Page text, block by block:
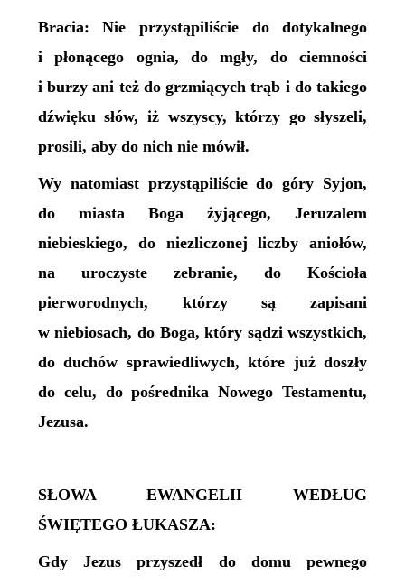
Bracia: Nie przystąpiliście do dotykalnego
i płonącego ognia, do mgły, do ciemności
i burzy ani też do grzmiących trąb i do takiego
dźwięku słów, iż wszyscy, którzy go słyszeli,
prosili, aby do nich nie mówił.
Wy natomiast przystąpiliście do góry Syjon,
do miasta Boga żyjącego, Jeruzalem
niebieskiego, do niezliczonej liczby aniołów,
na uroczyste zebranie, do Kościoła
pierworodnych, którzy są zapisani
w niebiosach, do Boga, który sądzi wszystkich,
do duchów sprawiedliwych, które już doszły
do celu, do pośrednika Nowego Testamentu,
Jezusa.
SŁOWA EWANGELII WEDŁUG
ŚWIĘTEGO ŁUKASZA:
Gdy Jezus przyszedł do domu pewnego